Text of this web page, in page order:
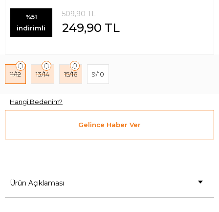
%51
indirimli
509,90TL
249,90 TL
11/12 13/14 15/16 9/10
Hangi Bedenim?
Gelince Haber Ver
Ürün Açıklaması